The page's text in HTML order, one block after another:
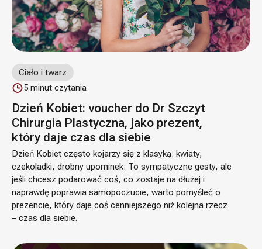
Ciało i twarz
5 minut czytania
Dzień Kobiet: voucher do Dr Szczyt
Chirurgia Plastyczna, jako prezent,
który daje czas dla siebie
Dzień Kobiet często kojarzy się z klasyką: kwiaty,
czekoladki, drobny upominek. To sympatyczne gesty, ale
jeśli chcesz podarować coś, co zostaje na dłużej i
naprawdę poprawia samopoczucie, warto pomyśleć o
prezencie, który daje coś cenniejszego niż kolejna rzecz
– czas dla siebie.